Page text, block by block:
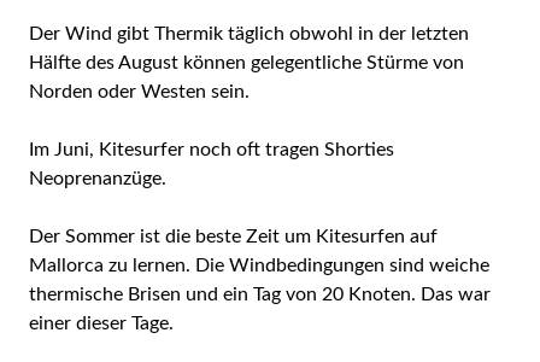
Der Wind gibt Thermik täglich obwohl in der letzten
Hälfte des August können gelegentliche Stürme von
Norden oder Westen sein.
Im Juni, Kitesurfer noch oft tragen Shorties
Neoprenanzüge.
Der Sommer ist die beste Zeit um Kitesurfen auf
Mallorca zu lernen. Die Windbedingungen sind weiche
thermische Brisen und ein Tag von 20 Knoten. Das war
einer dieser Tage.